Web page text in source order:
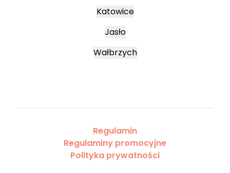
Katowice
Jasło
Wałbrzych
Regulamin
Regulaminy promocyjne
Polityka prywatności